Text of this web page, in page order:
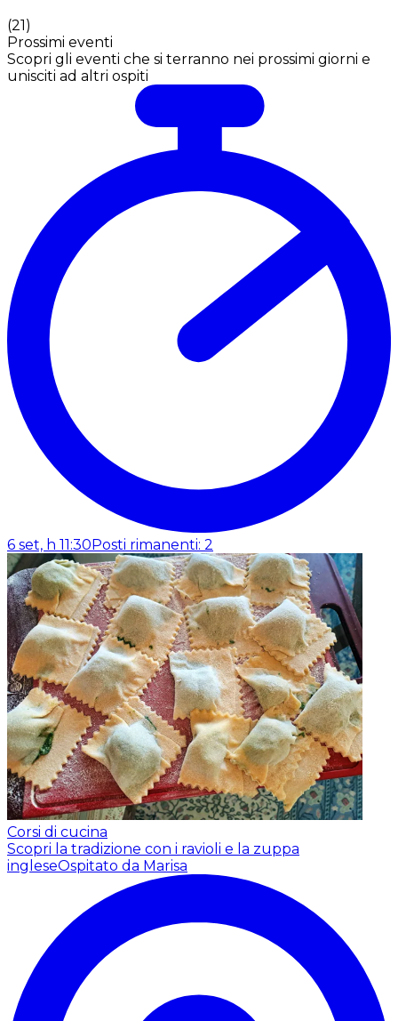
(21)
Prossimi eventi
Scopri gli eventi che si terranno nei prossimi giorni e
unisciti ad altri ospiti
6 set, h 11:30 Posti rimanenti: 2
Corsi di cucina
Scopri la tradizione con i ravioli e la zuppa
ingleseOspitato da Marisa